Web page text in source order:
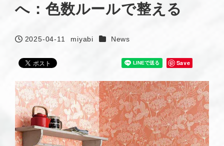
へ：色数ルールで整える
投稿日
2025-04-11 miyabi カテゴリー
News
Save